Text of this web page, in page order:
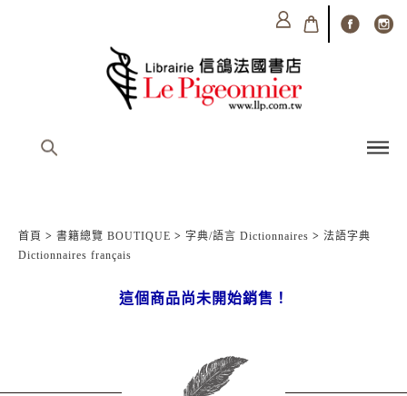
首頁 > 書籍總覽 BOUTIQUE > 字典/語言 Dictionnaires > 法語字典
Dictionnaires français
這個商品尚未開始銷售！